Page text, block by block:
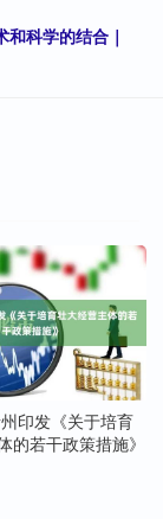
科学的结合｜
印发《关于培育
的若干政策措施》